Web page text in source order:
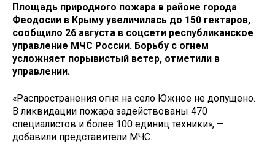
Площадь природного пожара в районе города
Феодосии в Крыму увеличилась до 150 гектаров,
сообщило 26 августа в соцсети республиканское
управление МЧС России. Борьбу с огнем
усложняет порывистый ветер, отметили в
управлении.
«Распространения огня на село Южное не допущено.
В ликвидации пожара задействованы 470
специалистов и более 100 единиц техники», —
добавили представители МЧС.